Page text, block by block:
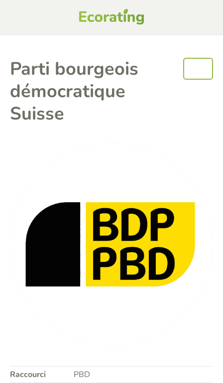
Parti bourgeois
démocratique
Suisse
Raccourci
PBD